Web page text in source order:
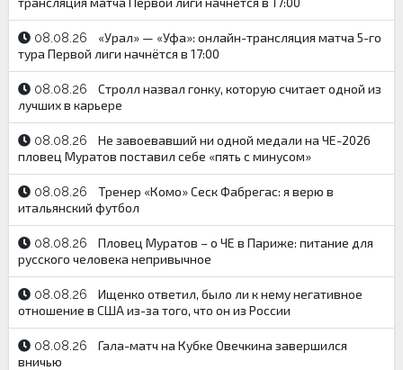
08.08.26
«Урал» — «Уфа»: онлайн-трансляция матча 5-го
тура Первой лиги начнётся в 17:00
08.08.26
Стролл назвал гонку, которую считает одной из
лучших в карьере
08.08.26
Не завоевавший ни одной медали на ЧЕ-2026
пловец Муратов поставил себе «пять с минусом»
08.08.26
Тренер «Комо» Сеск Фабрегас: я верю в
итальянский футбол
08.08.26
Пловец Муратов – о ЧЕ в Париже: питание для
русского человека непривычное
08.08.26
Ищенко ответил, было ли к нему негативное
отношение в США из-за того, что он из России
08.08.26
Гала-матч на Кубке Овечкина завершился
вничью